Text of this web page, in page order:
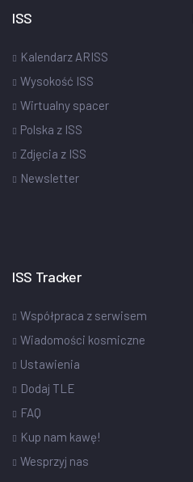
ISS
Kalendarz ARISS
Wysokość ISS
Wirtualny spacer
Polska z ISS
Zdjęcia z ISS
Newsletter
ISS Tracker
Współpraca z serwisem
Wiadomości kosmiczne
Ustawienia
Dodaj TLE
FAQ
Kup nam kawę!
Wesprzyj nas